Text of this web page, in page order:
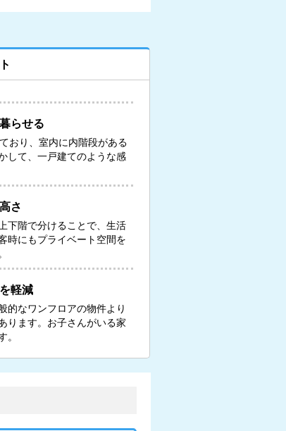
らせる
おり、室内に内階段がある
して、一戸建てのような感
さ
下階で分けることで、生活
時にもプライベート空間を
軽減
的なワンフロアの物件より
ります。お子さんがいる家
。